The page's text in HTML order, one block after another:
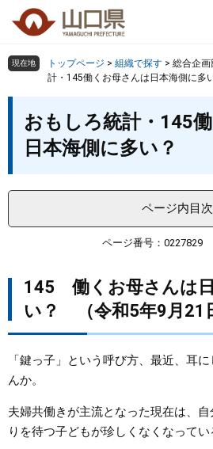
の
頭
ー
飛
組織で探す
教育・文化・スポーツ
まちづくり
県政情報
検索の仕方 組織で探す サイ
現在地 トップページ > 組織で探す > 総合企画
計・145働くお母さんは日本海側に多
おもしろ統計・145
日本海側に多い？
ページ内目次
ページ番号：0227829
145 働くお母さんは
い？ （令和5年9月21
「鍵っ子」という呼び方、最近、耳
んか。
夫婦共働きが主流となった現在は、
りを待つ子どもが珍しくなくなってい